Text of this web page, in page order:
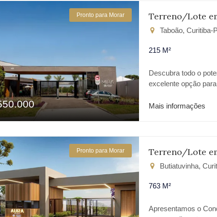
espaço, conforto e
natureza
sonhos
Pronto para Morar Terreno/Lote
Taboão, Curitiba-
215 M²
Descubra todo o
excelente opção
localização
para projetos
Portaria com
seguro e prático 🎉
lazer e bem-estar 🏊
bons momentos 📐
Mais informações
Pronto para Morar Terreno/Lote
Butiatuvinha,
763 M²
Apresentamos o